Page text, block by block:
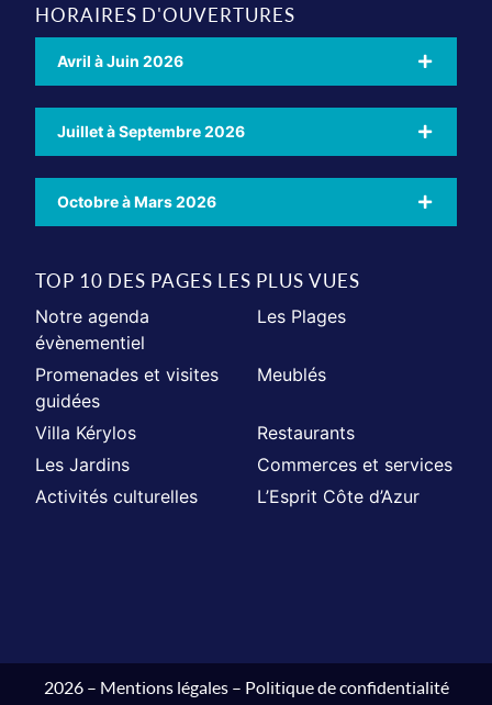
HORAIRES D'OUVERTURES
Avril à Juin 2026
Juillet à Septembre 2026
Octobre à Mars 2026
TOP 10 DES PAGES LES PLUS VUES
Notre agenda
évènementiel
Les Plages
Promenades et visites
guidées
Meublés
Villa Kérylos
Restaurants
Les Jardins
Commerces et services
Activités culturelles
L’Esprit Côte d’Azur
2026 – Mentions légales– Politique de confidentialité